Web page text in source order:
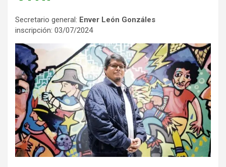
Secretario general: Enver León Gonzáles
inscripción: 03/07/2024